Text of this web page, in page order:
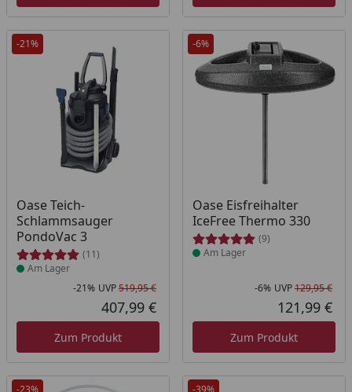
-21%
Oase Teich-
Schlammsauger
PondoVac 3
(11)
Produkt am Lager
Am Lager
Rabatt in Prozent
-21%
Ursprünglicher Preis
UVP519,95 €
Aktueller Preis
407,99 €
Zum Produkt
-6%
Oase Eisfreihalter
IceFree Thermo 330
(9)
Produkt am Lager
Am Lager
-6% UVP129,95 €
121,99 €
Zum Produkt